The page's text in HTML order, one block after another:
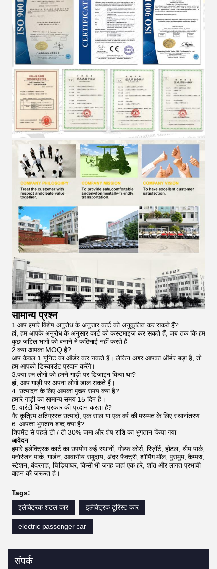
सामान्य प्रश्न
1.आप हमारे विशेष अनुरोध के अनुसार कार्ट को अनुकूलित कर सकते हैं?
हां, हम आपके अनुरोध के अनुसार कार्ट को कस्टमाइज़ कर सकते हैं, जब तक कि हम
कुछ जटिल भागों को बनाने में कठिनाई नहीं करते हैं
2.क्या आपका MOQ है?
आप केवल 1 यूनिट का ऑर्डर कर सकते हैं। लेकिन अगर आपका ऑर्डर बड़ा है, तो
हम आपको डिस्काउंट प्रदान करेंगे।
3.क्या हम लोगो को हमने गाड़ी पर डिज़ाइन किया था?
हां, आप गाड़ी पर अपना लोगो डाल सकते हैं।
4. उत्पादन के लिए आपका मुख्य समय क्या है?
हमारे गाड़ी का सामान्य समय 15 दिन है।
5. वारंटी किस प्रकार की प्रदान करता है?
गैर कृत्रिम क्षतिग्रस्त उत्पादों, एक साल या एक वर्ष की मरम्मत के लिए स्थानांतरण
6. आपका भुगतान शब्द क्या है?
शिपमेंट से पहले टी / टी 30% जमा और शेष राशि का भुगतान किया गया
आवेदन
हमारे इलेक्ट्रिक कार्ट का उपयोग कई स्थानों, गोल्फ कोर्स, रिज़ॉर्ट, होटल, थीम पार्क,
मनोरंजन पार्क, गार्डन, आवासीय समुदाय, अंदर फैक्ट्री, शॉपिंग मॉल, मुसमुम, कैम्पस,
स्टेशन, बंदरगाह, चिड़ियाघर, किसी भी जगह जहां एक हरे, शांत और लागत प्रभावी
वाहन की जरूरत है।
Tags:
इलेक्ट्रिक शटल कार
इलेक्ट्रिक टूरिस्ट कार
electric passenger car
संपर्क